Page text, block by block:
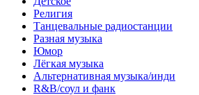
Религия
Танцевальные радиостанции
Разная музыка
Юмор
Лёгкая музыка
Альтернативная музыка/инди
R&B/cоул и фанк